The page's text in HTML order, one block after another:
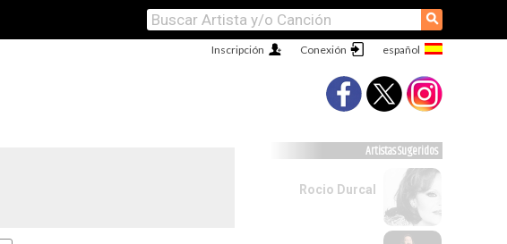
⚲
Conexión
Inscripción
Artistas Sugeridos
Rocio Durcal